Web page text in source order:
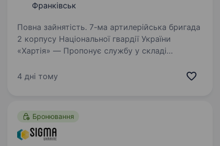
Франківськ
Повна зайнятість. 7-ма артилерійська бригада
2 корпусу Національної гвардії України
«Хартія» — Пропонує службу у складі
підрозділу з якісним навчанням, підготовкою,
4 дні тому
Бронювання